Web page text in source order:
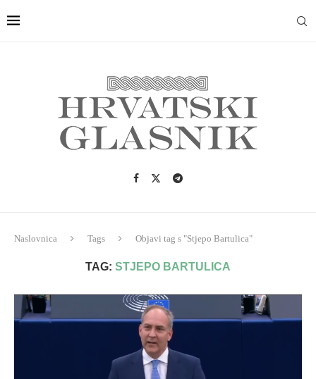
Naslovnica Tags Objavi tag s "Stjepo Bartulica"
TAG: STJEPO BARTULICA